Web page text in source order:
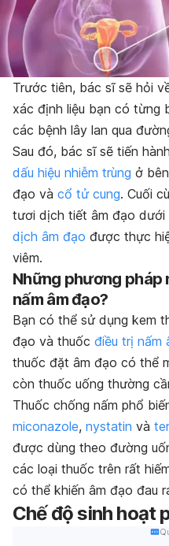
Trước tiên, bác sĩ sẽ hỏi
xác định liệu bạn có từng
các bệnh lây lan qua
Sau đó, bác sĩ sẽ tiến
dấu hiệu nhiễm trùng ở
đạo và cổ tử cung. Cuối
tươi dịch tiết âm đạo
dịch âm đạo được thực
viêm.
Những phương pháp
nấm âm đạo?
Bạn có thể sử dụng kem
đạo và thuốc điều trị nấm
thuốc đặt âm đạo có thể
còn thuốc uống thường
Thuốc chống nấm phổ
miconazole, nystatin và
được dùng theo đường
các loại thuốc trên rất
có thể khiến âm đạo đau
Chế độ sinh hoạt